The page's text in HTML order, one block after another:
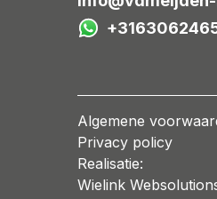
Algemene
Privacy policy
Realisatie:
Wielink